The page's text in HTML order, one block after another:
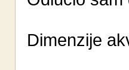
Dimenzije